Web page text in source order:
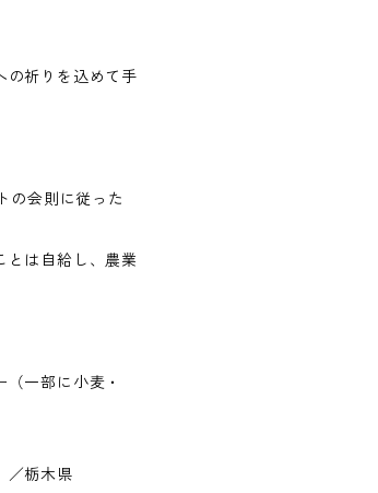
の祈りを込めて手
の会則に従った
とは自給し、農業
一部に小麦・
／栃木県